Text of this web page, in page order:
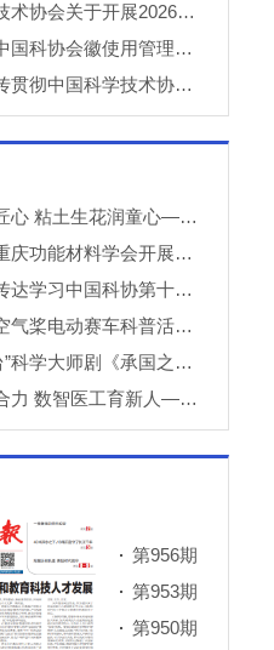
重庆市科学技术协会关于开展2026年科技小院申报推荐工作的通知
关于转发《中国科协会徽使用管理规定》的通知
关于学习宣传贯彻中国科学技术协会第十一次全国代表大会精神的通知
银龄巧手传匠心 粘土生花润童心——万盛经开区老科协走进建设社区开展创意粘土手工课
市科协会同重庆功能材料学会开展调研
大足区科协传达学习中国科协第十一次全国代表大会精神
万盛科技馆空气桨电动赛车科普活动进社区
“追光·大舞台”科学大师剧《承国之书》云阳、巫溪巡演成功
联合党建聚合力 数智医工育新人——重庆西部数智医疗研究院开展庆“七一”联合主题党（团）日暨正确政绩观专题学习交流活动
第956期
第953期
第950期